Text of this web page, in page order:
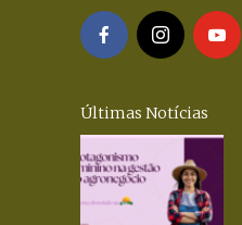
Últimas Notícias